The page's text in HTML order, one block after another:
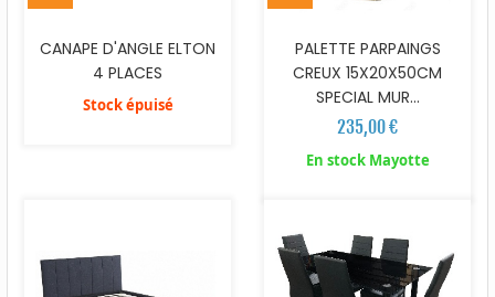
CANAPE D'ANGLE ELTON
4 PLACES
Stock épuisé
PALETTE PARPAINGS
CREUX 15X20X50CM
SPECIAL MUR...
235,00 €
En stock Mayotte